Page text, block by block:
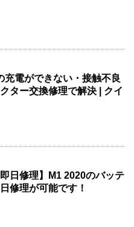
充電ができない・接触不良
ター交換修理で解決 | クイ
日修理】M1 2020のバッテ
修理が可能です！